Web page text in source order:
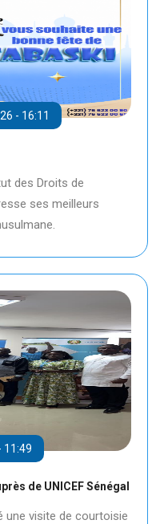
- 16:11
des Droits de
ses meilleurs
11:49
de UNICEF Sénégal
une visite de courtoisie